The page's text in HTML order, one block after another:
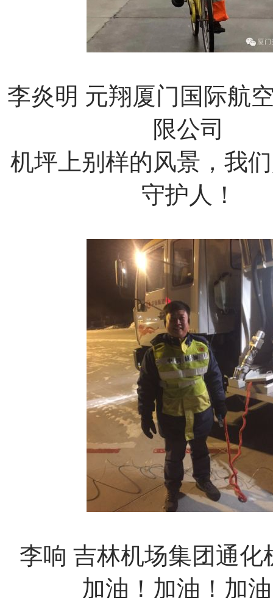
李炎明 元翔厦门国际航
限公司
机坪上别样的风景，我
守护人！
李响 吉林机场集团通化
加油！加油！加